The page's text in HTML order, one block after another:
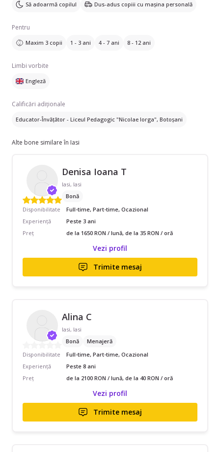
Să adoarmă copilul Dus-adus copiii cu mașina personală
Pentru
Maxim 3 copii 1 - 3 ani 4 - 7 ani 8 - 12 ani
Limbi vorbite
Engleză
Calificări adiționale
Educator-Învățător - Liceul Pedagogic "Nicolae Iorga", Botoșani
Alte bone similare în Iasi
Denisa Ioana T
Iasi, Iasi
Bonă
Disponibilitate
Full-time, Part-time, Ocazional
Experiență
Peste 3 ani
Preț
de la 1650 RON / lună, de la 35 RON / oră
Vezi profil
Trimite mesaj
Alina C
Iasi, Iasi
Bonă
Menajeră
Disponibilitate
Full-time, Part-time, Ocazional
Experiență
Peste 8 ani
Preț
de la 2100 RON / lună, de la 40 RON / oră
Vezi profil
Trimite mesaj